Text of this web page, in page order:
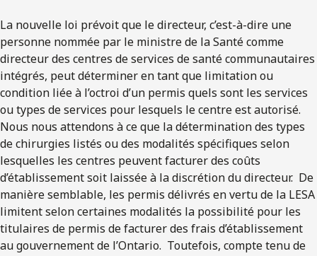
La nouvelle loi prévoit que le directeur, c’est-à-dire une
personne nommée par le ministre de la Santé comme
directeur des centres de services de santé communautaires
intégrés, peut déterminer en tant que limitation ou
condition liée à l’octroi d’un permis quels sont les services
ou types de services pour lesquels le centre est autorisé.
Nous nous attendons à ce que la détermination des types
de chirurgies listés ou des modalités spécifiques selon
lesquelles les centres peuvent facturer des coûts
d’établissement soit laissée à la discrétion du directeur. De
manière semblable, les permis délivrés en vertu de la LESA
limitent selon certaines modalités la possibilité pour les
titulaires de permis de facturer des frais d’établissement
au gouvernement de l’Ontario. Toutefois, compte tenu de